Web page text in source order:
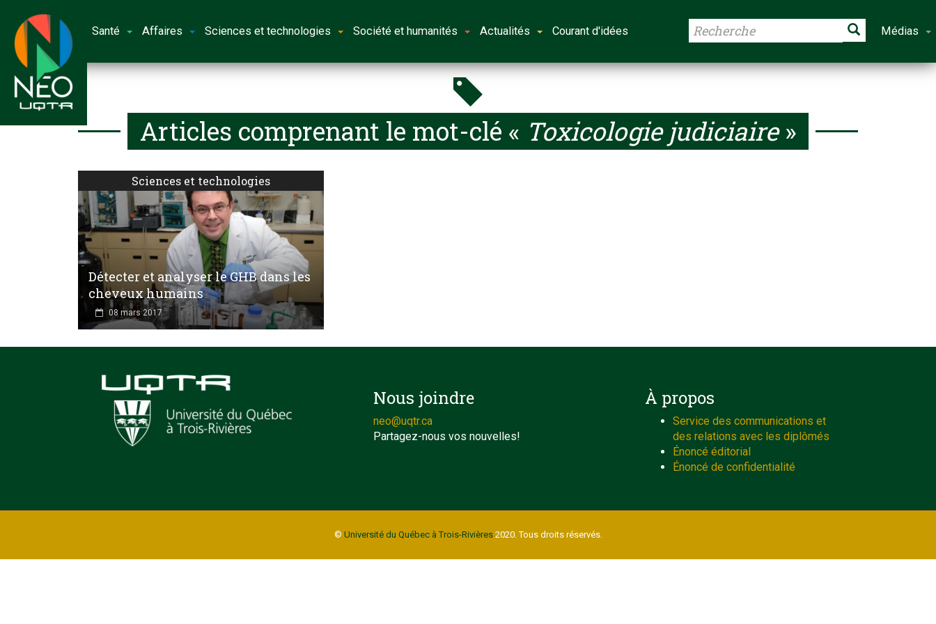
Santé Affaires Sciences et technologies Société et humanités Actualités Courant d'idées Médias
Articles comprenant le mot-clé « Toxicologie judiciaire»
Sciences et technologies
Détecter et analyser le GHB dans les
cheveux humains
08 mars 2017
Nous joindre
neo@uqtr.ca
Partagez-nous vos nouvelles!
À propos
Service des communications et
des relations avec les diplômés
Énoncé éditorial
Énoncé de confidentialité
© Université du Québec à Trois-Rivières2020. Tous droits réservés.